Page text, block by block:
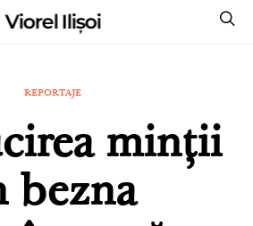
Viorel Ilișoi
REPORTAJE
minții
bezna
MELE CU AUTOGRAF